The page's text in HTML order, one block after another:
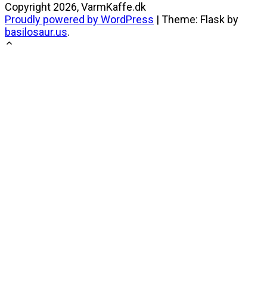
Copyright 2026, VarmKaffe.dk
Proudly powered by WordPress | Theme: Flask by
basilosaur.us.